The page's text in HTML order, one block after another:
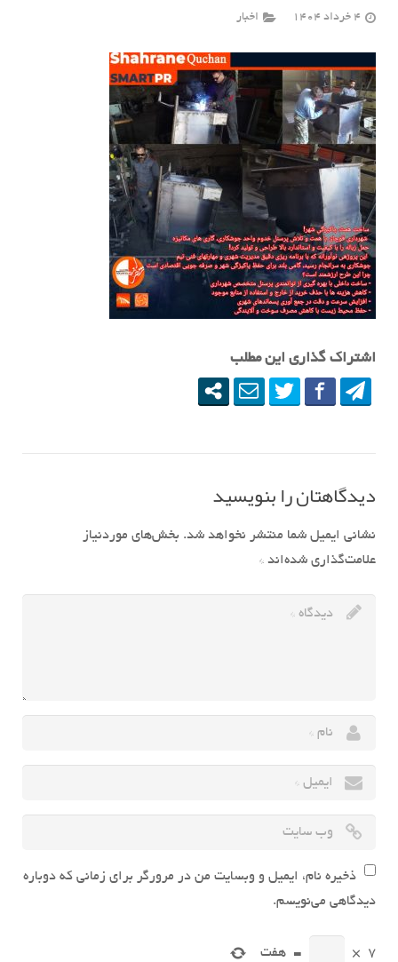
4 خرداد 1404 اخبار
اشتراک گذاری این مطلب
دیدگاهتان را بنویسید
نشانی ایمیل شما منتشر نخواهد شد. بخش‌های موردنیاز
علامت‌گذاری شده‌اند *
ذخیره نام، ایمیل و وبسایت من در مرورگر برای زمانی که دوباره
دیدگاهی می‌نویسم.
7
×
= هفت